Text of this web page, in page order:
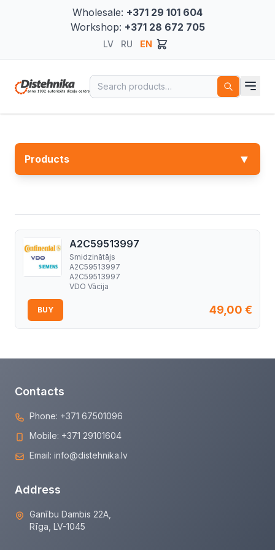
Wholesale: +371 29 101 604
Workshop: +371 28 672 705
LV RU EN
Search for:
Products ▼
A2C59513997
Smidzinātājs
A2C59513997
A2C59513997
VDO Vācija
49,00 €
BUY
Contacts
Phone: +371 67501096
Mobile: +371 29101604
Email: info@distehnika.lv
Address
Ganību Dambis 22A,
Rīga, LV-1045